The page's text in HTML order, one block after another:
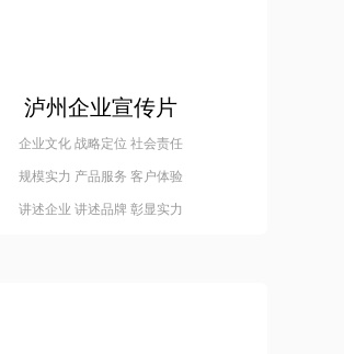
泸州企业宣传片
企业文化 战略定位 社会责任
规模实力 产品服务 客户体验
讲述企业 讲述品牌 彰显实力